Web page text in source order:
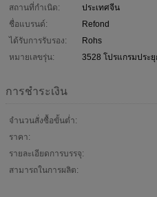
สถานที่กำเนิด:
ประเทศจีน
ชื่อแบรนด์:
Refond
ได้รับการรับรอง:
Rohs
หมายเลขรุ่น:
3528 โปรแกรมประ
การชำระเงิน
จำนวนสั่งซื้อขั้นต่ำ:
ราคา:
รายละเอียดการบรรจุ:
สามารถในการผลิต: